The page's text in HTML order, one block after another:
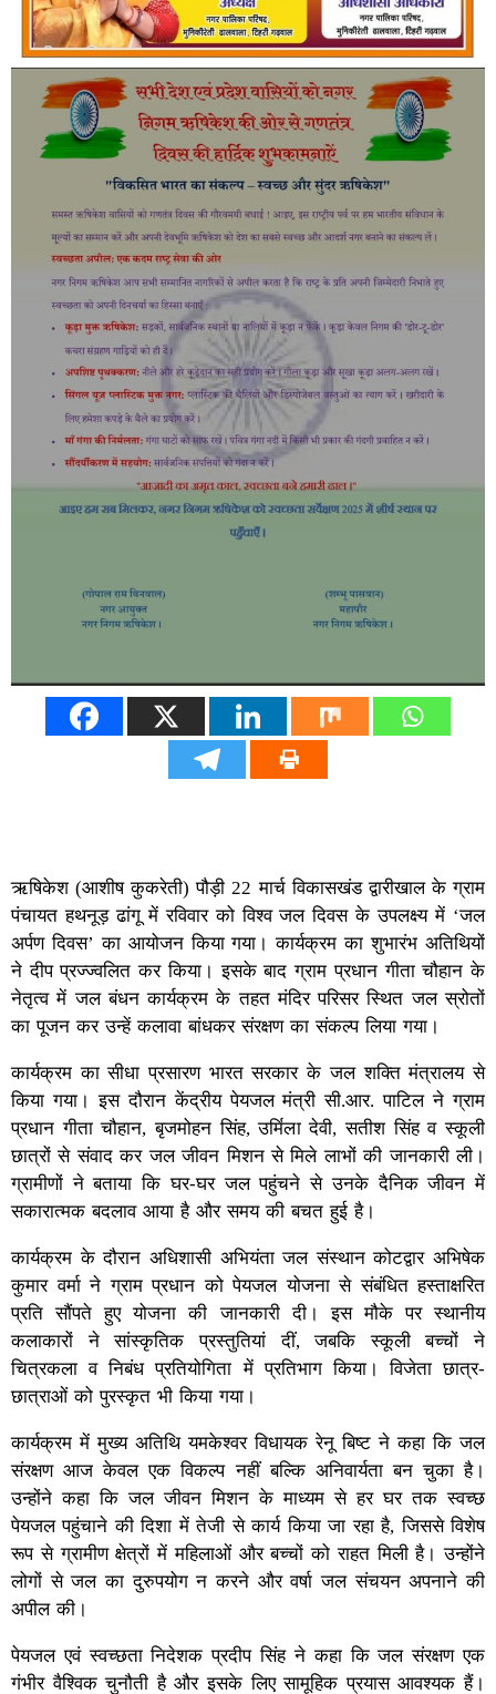
ऋषिकेश (आशीष कुकरेती) पौड़ी 22 मार्च विकासखंड द्वारीखाल के ग्राम
पंचायत हथनूड़ ढांगू में रविवार को विश्व जल दिवस के उपलक्ष्य में ‘जल
अर्पण दिवस’ का आयोजन किया गया। कार्यक्रम का शुभारंभ अतिथियों
ने दीप प्रज्ज्वलित कर किया। इसके बाद ग्राम प्रधान गीता चौहान के
नेतृत्व में जल बंधन कार्यक्रम के तहत मंदिर परिसर स्थित जल स्रोतों
का पूजन कर उन्हें कलावा बांधकर संरक्षण का संकल्प लिया गया।
कार्यक्रम का सीधा प्रसारण भारत सरकार के जल शक्ति मंत्रालय से
किया गया। इस दौरान केंद्रीय पेयजल मंत्री सी.आर. पाटिल ने ग्राम
प्रधान गीता चौहान, बृजमोहन सिंह, उर्मिला देवी, सतीश सिंह व स्कूली
छात्रों से संवाद कर जल जीवन मिशन से मिले लाभों की जानकारी ली।
ग्रामीणों ने बताया कि घर-घर जल पहुंचने से उनके दैनिक जीवन में
सकारात्मक बदलाव आया है और समय की बचत हुई है।
कार्यक्रम के दौरान अधिशासी अभियंता जल संस्थान कोटद्वार अभिषेक
कुमार वर्मा ने ग्राम प्रधान को पेयजल योजना से संबंधित हस्ताक्षरित
प्रति सौंपते हुए योजना की जानकारी दी। इस मौके पर स्थानीय
कलाकारों ने सांस्कृतिक प्रस्तुतियां दीं, जबकि स्कूली बच्चों ने
चित्रकला व निबंध प्रतियोगिता में प्रतिभाग किया। विजेता छात्र-
छात्राओं को पुरस्कृत भी किया गया।
कार्यक्रम में मुख्य अतिथि यमकेश्वर विधायक रेनू बिष्ट ने कहा कि जल
संरक्षण आज केवल एक विकल्प नहीं बल्कि अनिवार्यता बन चुका है।
उन्होंने कहा कि जल जीवन मिशन के माध्यम से हर घर तक स्वच्छ
पेयजल पहुंचाने की दिशा में तेजी से कार्य किया जा रहा है, जिससे विशेष
रूप से ग्रामीण क्षेत्रों में महिलाओं और बच्चों को राहत मिली है। उन्होंने
लोगों से जल का दुरुपयोग न करने और वर्षा जल संचयन अपनाने की
अपील की।
पेयजल एवं स्वच्छता निदेशक प्रदीप सिंह ने कहा कि जल संरक्षण एक
गंभीर वैश्विक चुनौती है और इसके लिए सामूहिक प्रयास आवश्यक हैं।